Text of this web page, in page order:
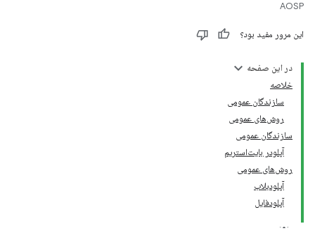
AOSP
این مرور مفید بود؟
در این صفحه
خلاصه
سازندگان عمومی
روش‌های عمومی
سازندگان عمومی
آپلودر بایت‌استریم
روش‌های عمومی
آپلودبلاب
آپلودفایل